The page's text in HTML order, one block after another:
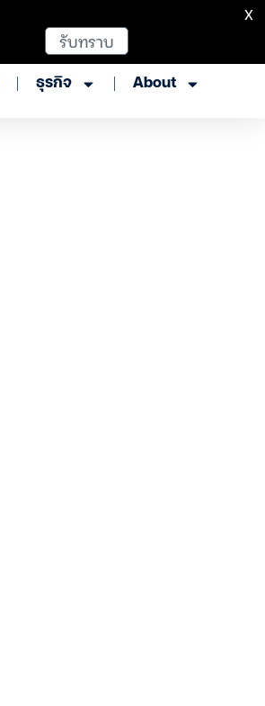
ธุรกิจ About
รับทราบ
X